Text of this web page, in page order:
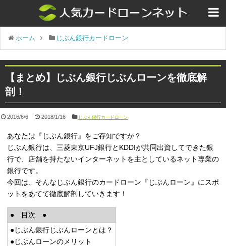
ホーム じぶん銀行カードローン
【まとめ】じぶん銀行じぶんローンを徹底解
剖！
2016/6/6 2018/1/16 じぶん銀行カードローン
あなたは『じぶん銀行』をご存知ですか？
じぶん銀行は、三菱東京UFJ銀行とKDDIが共同出資してできた銀
行で、店舗を持たないインターネットを主としているネット専業の
銀行です。
今回は、そんなじぶん銀行のカードローン『じぶんローン』にスポ
ットをあてて徹底解剖していきます！
● 目次 ●
●じぶん銀行じぶんローンとは？
●じぶんローンのメリット